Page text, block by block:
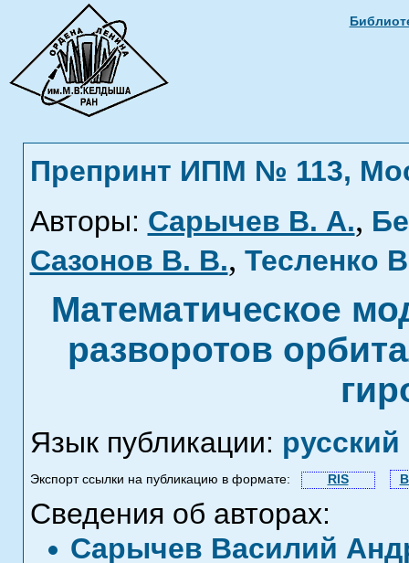
Препринт ИПМ № 113,
Авторы: Сарычев В. А.,
Сазонов В. В., Тесленко
Математическое
разворотов
Язык публикации: русский
Экспорт ссылки на публикацию в формате: RIS
Сведения об авторах:
Сарычев Василий